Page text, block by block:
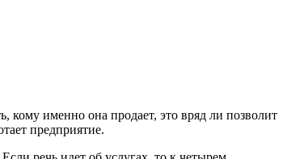
кому именно она продает, это вряд ли позволит
предприятие.